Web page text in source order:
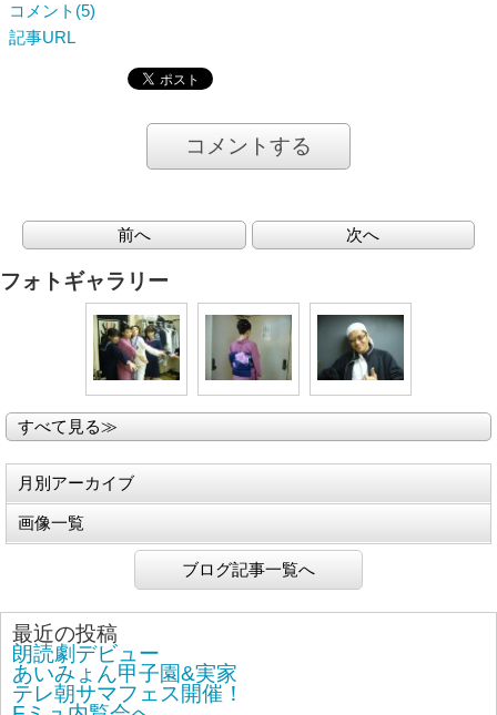
コメント(5)
記事URL
コメントする
前へ 次へ
フォトギャラリー
すべて見る≫
月別アーカイブ
画像一覧
ブログ記事一覧へ
最近の投稿
朗読劇デビュー
あいみょん甲子園&実家
テレ朝サマフェス開催！